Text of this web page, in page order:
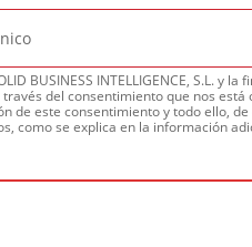
BUSINESS INTELLIGENCE, S.L. y
del consentimiento que nos
de este consentimiento y todo ello,
como se explica en la información